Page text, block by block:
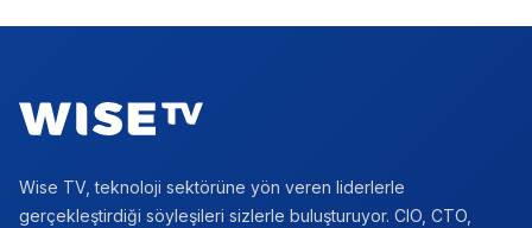
Wise TV, teknoloji sektörüne yön veren liderlerle
gerçekleştirdiği söyleşileri sizlerle buluşturuyor. CIO, CTO,